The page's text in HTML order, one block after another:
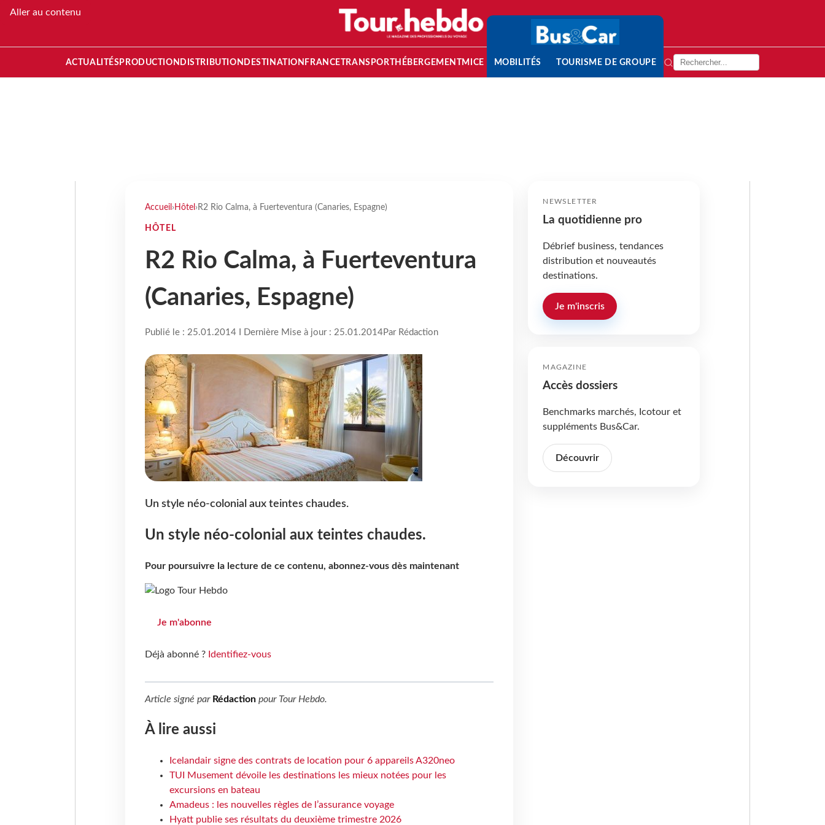
Aller au contenu
ACTUALITÉS PRODUCTION DISTRIBUTION DESTINATION FRANCETRANSPORT HÉBERGEMENTMICE MOBILITÉS TOURISME DE GROUPE
Accueil › Hôtel › R2 Rio Calma, à Fuerteventura (Canaries, Espagne)
HÔTEL
R2 Rio Calma, à Fuerteventura
(Canaries, Espagne)
Publié le : 25.01.2014 I Dernière Mise à jour : 25.01.2014Par Rédaction
Un style néo-colonial aux teintes chaudes.
Un style néo-colonial aux teintes chaudes.
Pour poursuivre la lecture de ce contenu, abonnez-vous dès maintenant
Je m'abonne
Déjà abonné ? Identifiez-vous
Article signé par Rédactionpour Tour Hebdo.
À lire aussi
Icelandair signe des contrats de location pour 6 appareils A320neo
TUI Musement dévoile les destinations les mieux notées pour les
excursions en bateau
Amadeus : les nouvelles règles de l’assurance voyage
Hyatt publie ses résultats du deuxième trimestre 2026
NEWSLETTER
La quotidienne pro
Débrief business, tendances
distribution et nouveautés
destinations.
Je m'inscris
MAGAZINE
Accès dossiers
Benchmarks marchés, Icotour et
suppléments Bus&Car.
Découvrir